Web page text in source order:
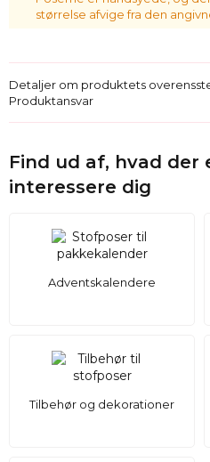
størrelse afvige fra den
Detaljer om produktets
Produktansvar
Find ud af, hvad der
interessere dig
Adventskalendere
Tilbehør og dekorationer